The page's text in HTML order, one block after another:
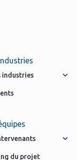
industries
du projet